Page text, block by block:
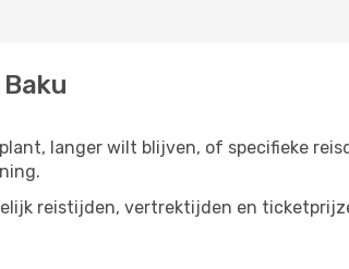
langer wilt blijven, of specifieke
reistijden, vertrektijden en